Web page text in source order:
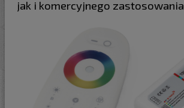
jak i komercyjnego zastosowania.